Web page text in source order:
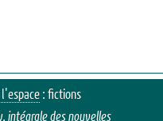
l'espace: fictions
, intégrale des nouvelles